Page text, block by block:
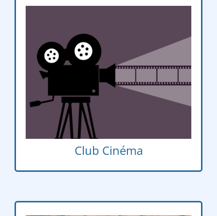
Club Cinéma
Jeudi
e